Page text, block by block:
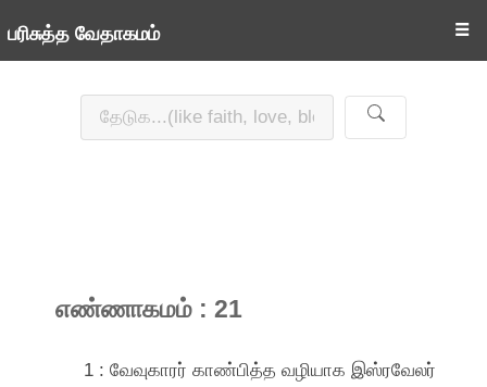
பரிசுத்த வேதாகமம் ☰
எண்ணாகமம் : 21
1 : வேவுகாரர் காண்பித்த வழியாக இஸ்ரவேலர்